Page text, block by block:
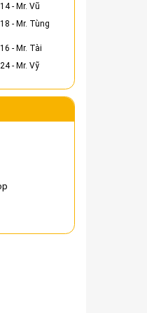
- Mr. Vũ
- Mr. Tùng
- Mr. Tài
- Mr. Vỹ